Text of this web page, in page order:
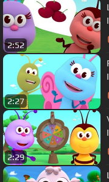
2:52
2:27
2:29